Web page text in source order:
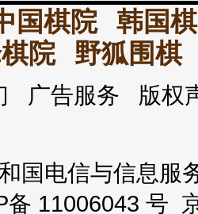
国棋院
韩国
院 野狐围棋
广告服务 版
和国电信与信息
备 11006043 号